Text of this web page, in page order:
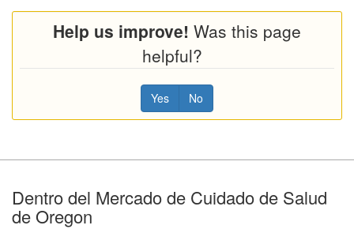
Help us improve! Was this page
helpful?
Yes No
Dentro del Mercado de Cuidado de Salud
de Oregon